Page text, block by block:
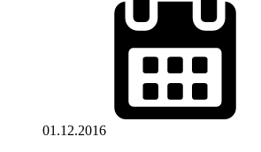
01.12.2016